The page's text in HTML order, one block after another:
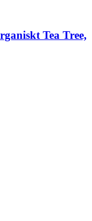
Tea Tree,